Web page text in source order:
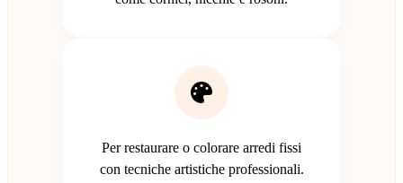
Per restaurare o colorare arredi fissi
con tecniche artistiche professionali.